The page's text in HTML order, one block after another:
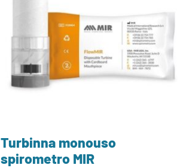
Turbinna monouso
spirometro MIR